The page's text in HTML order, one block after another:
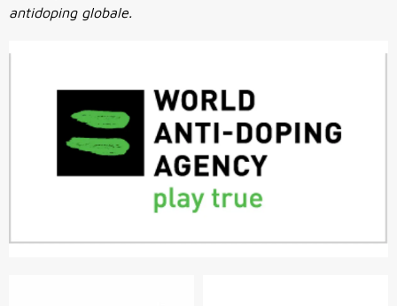
antidoping globale.